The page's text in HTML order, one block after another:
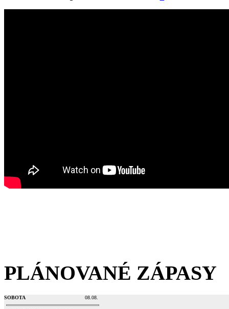
PLÁNOVANÉ ZÁPASY
SOBOTA 08.08.